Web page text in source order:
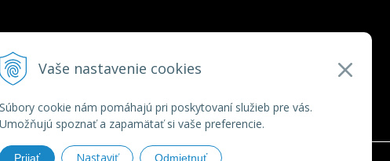
Vaše nastavenie cookies
Súbory cookie nám pomáhajú pri poskytovaní služieb pre vás.
Umožňujú spoznať a zapamätať si vaše preferencie.
Prijať Nastaviť Odmietnuť